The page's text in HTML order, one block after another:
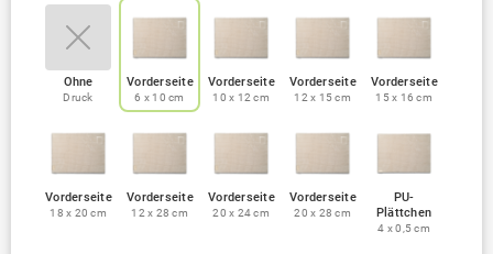
Ohne
Druck
Vorderseite
6 x 10 cm
Vorderseite
10 x 12 cm
Vorderseite
12 x 15 cm
Vorderseite
15 x 16 cm
Vorderseite
18 x 20 cm
Vorderseite
12 x 28 cm
Vorderseite
20 x 24 cm
Vorderseite
20 x 28 cm
PU-
Plättchen
4 x 0,5 cm